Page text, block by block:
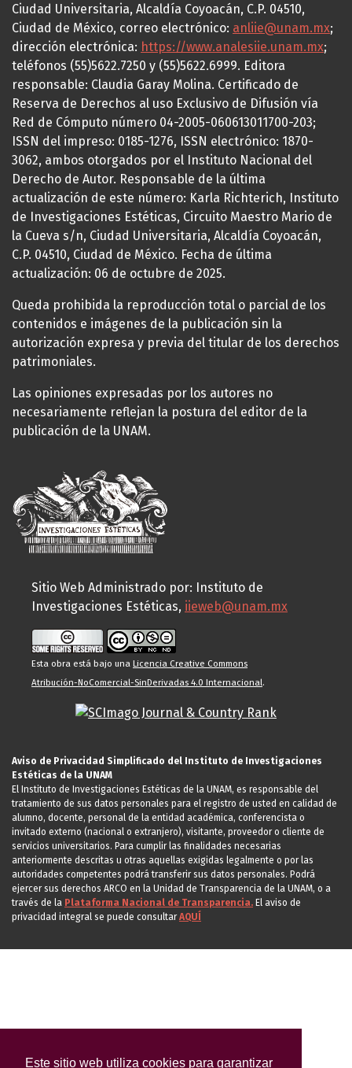
Este sitio web utiliza cookies para garantizar
Ciudad Universitaria, Alcaldía Coyoacán, C.P. 04510,
Ciudad de México, correo electrónico: anliie@unam.mx;
dirección electrónica: https://www.analesiie.unam.mx;
teléfonos (55)5622.7250 y (55)5622.6999. Editora
responsable: Claudia Garay Molina. Certificado de
Reserva de Derechos al uso Exclusivo de Difusión vía
Red de Cómputo número 04-2005-060613011700-203;
ISSN del impreso: 0185-1276, ISSN electrónico: 1870-
3062, ambos otorgados por el Instituto Nacional del
Derecho de Autor. Responsable de la última
actualización de este número: Karla Richterich, Instituto
de Investigaciones Estéticas, Circuito Maestro Mario de
la Cueva s/n, Ciudad Universitaria, Alcaldía Coyoacán,
C.P. 04510, Ciudad de México. Fecha de última
actualización: 06 de octubre de 2025.
Queda prohibida la reproducción total o parcial de los
contenidos e imágenes de la publicación sin la
autorización expresa y previa del titular de los derechos
patrimoniales.
Las opiniones expresadas por los autores no
necesariamente reflejan la postura del editor de la
publicación de la UNAM.
Sitio Web Administrado por: Instituto de
Investigaciones Estéticas, iieweb@unam.mx
Esta obra está bajo una Licencia Creative Commons
Atribución-NoComercial-SinDerivadas 4.0 Internacional.
Aviso de Privacidad Simplificado del Instituto de Investigaciones
Estéticas de la UNAM
El Instituto de Investigaciones Estéticas de la UNAM, es responsable del
tratamiento de sus datos personales para el registro de usted en calidad de
alumno, docente, personal de la entidad académica, conferencista o
invitado externo (nacional o extranjero), visitante, proveedor o cliente de
servicios universitarios. Para cumplir las finalidades necesarias
anteriormente descritas u otras aquellas exigidas legalmente o por las
autoridades competentes podrá transferir sus datos personales. Podrá
ejercer sus derechos ARCO en la Unidad de Transparencia de la UNAM, o a
través de la Plataforma Nacional de Transparencia. El aviso de
privacidad integral se puede consultarAQUÍ